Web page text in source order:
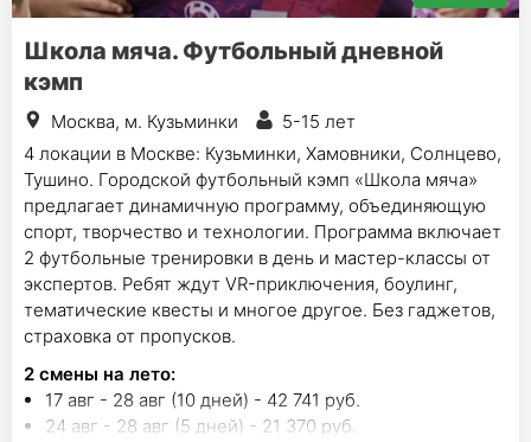
Школа мяча. Футбольный дневной
кэмп
Москва, м. Кузьминки
5-15 лет
4 локации в Москве: Кузьминки, Хамовники, Солнцево,
Тушино. Городской футбольный кэмп «Школа мяча»
предлагает динамичную программу, объединяющую
спорт, творчество и технологии. Программа включает
2 футбольные тренировки в день и мастер-классы от
экспертов. Ребят ждут VR-приключения, боулинг,
тематические квесты и многое другое. Без гаджетов,
страховка от пропусков.
2 смены на лето:
17 авг - 28 авг (10 дней) - 42 741 руб.
24 авг - 28 авг (5 дней) - 21 370 руб.